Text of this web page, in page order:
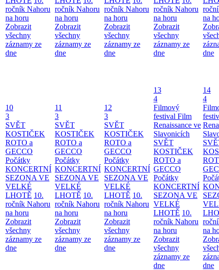
ročník Nahoru
na horu
Zobrazit
všechny
záznamy ze
dne
ročník Nahoru
na horu
Zobrazit
všechny
záznamy ze
dne
ročník Nahoru
na horu
Zobrazit
všechny
záznamy ze
dne
ročník Nahoru
na horu
Zobrazit
všechny
záznamy ze
dne
na
dne
10
3
SVĚT
KOSTIČEK
ROTO a
GECCO
Počátky
KONCERTNÍ
SEZONA VE
VELKÉ
LHOTĚ 10.
ročník Nahoru
na horu
Zobrazit
všechny
záznamy ze
dne
11
3
SVĚT
KOSTIČEK
ROTO a
GECCO
Počátky
KONCERTNÍ
SEZONA VE
VELKÉ
LHOTĚ 10.
ročník Nahoru
na horu
Zobrazit
všechny
záznamy ze
dne
12
3
SVĚT
KOSTIČEK
ROTO a
GECCO
Počátky
KONCERTNÍ
SEZONA VE
VELKÉ
LHOTĚ 10.
ročník Nahoru
na horu
Zobrazit
všechny
záznamy ze
dne
13
4
Filmový
festival Film
Renaissance ve
Slavonicích
SVĚT
KOSTIČEK
ROTO a
GECCO
Počátky
KONCERTNÍ
SEZONA VE
VELKÉ
LHOTĚ 10.
ročník Nahoru
na horu
Zobrazit
všechny
záznamy ze
dne
14
4
na
dne